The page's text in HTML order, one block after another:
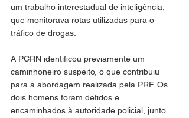
um trabalho interestadual de inteligência,
que monitorava rotas utilizadas para o
tráfico de drogas.
A PCRN identificou previamente um
caminhoneiro suspeito, o que contribuiu
para a abordagem realizada pela PRF. Os
dois homens foram detidos e
encaminhados à autoridade policial, junto